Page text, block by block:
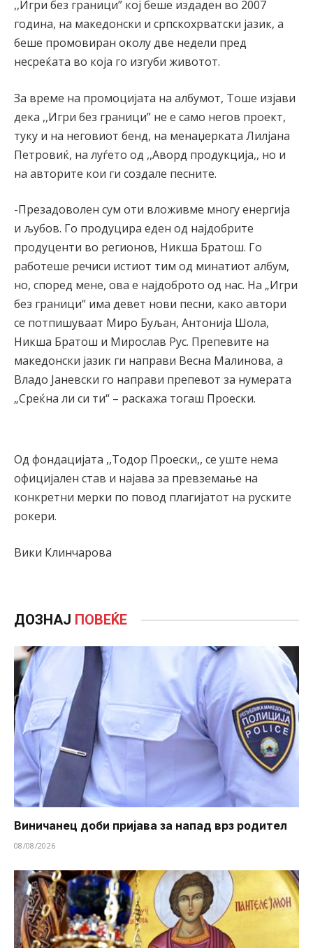
,,Игри без граници” кој беше издаден во 2007
година, на македонски и српскохрватски јазик, а
беше промовиран околу две недели пред
несреќата во која го изгуби животот.
За време на промоцијата на албумот, Тоше изјави
дека ,,Игри без граници” не е само негов проект,
туку и на неговиот бенд, на менаџерката Лилјана
Петровиќ, на луѓето од ,,Аворд продукција,, но и
на авторите кои ги создале песните.
-Презадоволен сум оти вложивме многу енергија
и љубов. Го продуцира еден од најдобрите
продуценти во регионов, Никша Братош. Го
работеше речиси истиот тим од минатиот албум,
но, според мене, ова е најдоброто од нас. На „Игри
без граници“ има девет нови песни, како автори
се потпишуваат Миро Буљан, Антонија Шола,
Никша Братош и Мирослав Рус. Препевите на
македонски јазик ги направи Весна Малинова, а
Владо Јаневски го направи препевот за нумерата
„Среќна ли си ти“ – раскажа тогаш Проески.
Од фондацијата ,,Тодор Проески,, се уште нема
официјален став и најава за превземање на
конкретни мерки по повод плагијатот на руските
рокери.
Вики Клинчарова
ДОЗНАЈ ПОВЕЌЕ
Виничанец доби пријава за напад врз родител
08/08/2026